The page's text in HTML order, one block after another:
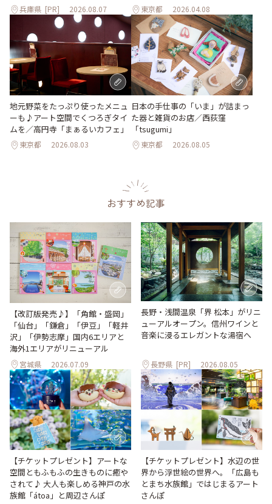
兵庫県 [PR] 2026.08.07 東京都 2026.04.08
地元野菜をたっぷり使ったメニュ
ーも♪アート空間でくつろぎタイ
ムを／高円寺「まぁるいカフェ」
東京都 2026.08.03
日本の手仕事の「いま」が詰まっ
た器と雑貨のお店／西荻窪
「tsugumi」
東京都 2026.08.05
おすすめ記事
【改訂版発売♪】「角館・盛岡」
「仙台」「鎌倉」「伊豆」「軽井
沢」「伊勢志摩」国内6エリアと
海外1エリアがリニューアル
宮城県 2026.07.09
長野・浅間温泉「界 松本」がリニ
ューアルオープン。信州ワインと
音楽に浸るエレガントな湯宿へ
長野県 [PR] 2026.08.05
【チケットプレゼント】アートな
空間ともふもふの生きものに癒や
されて♪ 大人も楽しめる神戸の水
族館「átoa」と周辺さんぽ
【チケットプレゼント】水辺の世
界から浮世絵の世界へ。「広島も
とまち水族館」ではじまるアート
さんぽ